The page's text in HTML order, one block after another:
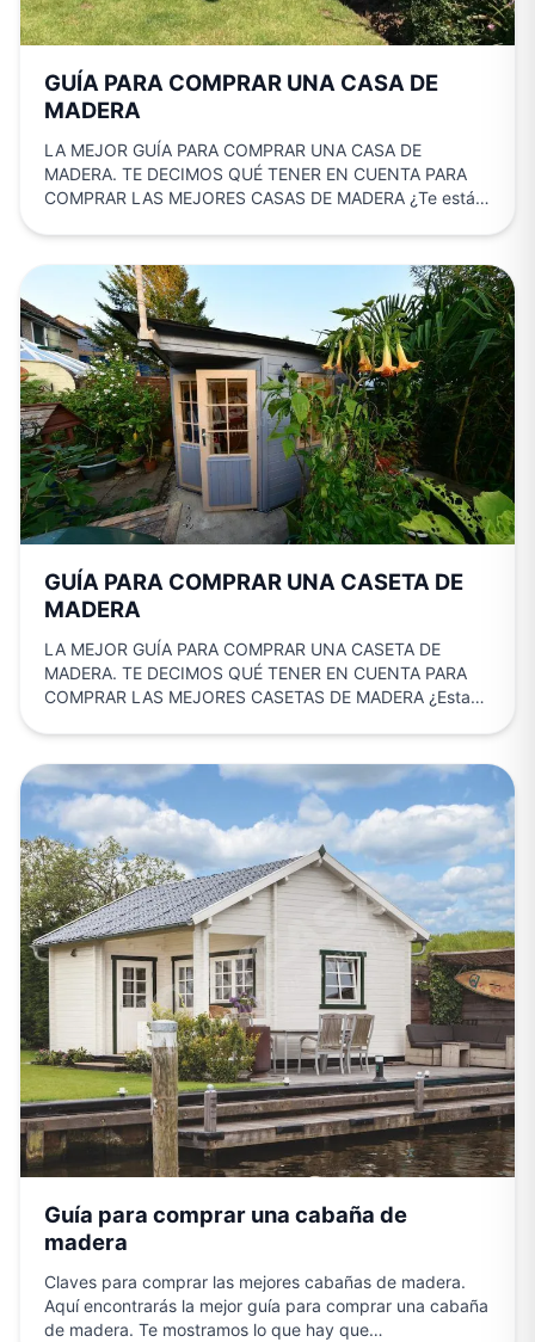
GUÍA PARA COMPRAR UNA CASA DE
MADERA
LA MEJOR GUÍA PARA COMPRAR UNA CASA DE
MADERA. TE DECIMOS QUÉ TENER EN CUENTA PARA
COMPRAR LAS MEJORES CASAS DE MADERA ¿Te estás
GUÍA PARA COMPRAR UNA CASETA DE
MADERA
LA MEJOR GUÍA PARA COMPRAR UNA CASETA DE
MADERA. TE DECIMOS QUÉ TENER EN CUENTA PARA
COMPRAR LAS MEJORES CASETAS DE MADERA ¿Estas
Guía para comprar una cabaña de
madera
Claves para comprar las mejores cabañas de madera.
Aquí encontrarás la mejor guía para comprar una cabaña
de madera. Te mostramos lo que hay que…